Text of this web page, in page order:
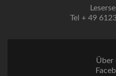
Tel + 49
Über